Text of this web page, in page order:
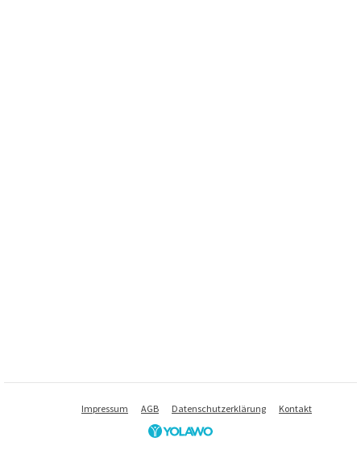
Impressum AGB Datenschutzerklärung Kontakt